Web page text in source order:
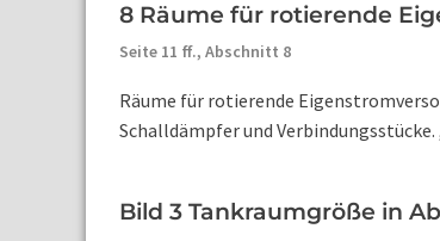
8 Räume für rotierende
Seite 11 ff., Abschnitt 8
Räume für rotierende
Schalldämpfer und
Bild 3 Tankraumgröße in